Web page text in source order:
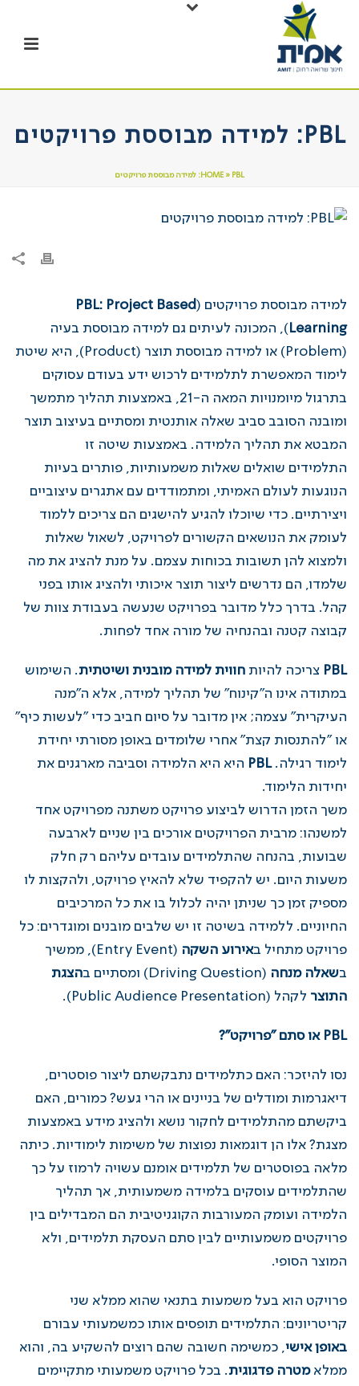
PBL: למידה מבוססת פרויקטים
HOME» PBL: למידה מבוססת פרויקטים
למידה מבוססת פרויקטים (PBL: Project Based
Learning ), המכונה לעיתים גם למידה מבוססת בעיה
(Problem) או למידה מבוססת תוצר (Product), היא שיטת
לימוד המאפשרת לתלמידים לרכוש ידע בעודם עסוקים
בתרגול מיומנויות המאה ה-21, באמצעות תהליך מתמשך
ומובנה הסובב סביב שאלה אותנטית ומסתיים בעיצוב תוצר
המבטא את תהליך הלמידה. באמצעות שיטה זו
התלמידים שואלים שאלות משמעותיות, פותרים בעיות
הנוגעות לעולם האמיתי, ומתמודדים עם אתגרים עיצוביים
ויצירתיים. כדי שיוכלו להגיע להישגים הם צריכים ללמוד
לעומק את הנושאים הקשורים לפרויקט, לשאול שאלות
ולמצוא להן תשובות בכוחות עצמם. על מנת להציג את מה
שלמדו, הם נדרשים ליצור תוצר איכותי ולהציג אותו בפני
קהל. בדרך כלל מדובר בפרויקט שנעשה בעבודת צוות של
קבוצה קטנה ובהנחיה של מורה אחד לפחות.
PBL צריכה להיות חווית למידה מובנית ושיטתית. השימוש
במתודה אינו ה"קינוח" של תהליך למידה, אלא ה"מנה
העיקרית" עצמה; אין מדובר על סיום חביב כדי "לעשות כיף"
או "להתנסות קצת" אחרי שלומדים באופן מסורתי יחידת
לימוד רגילה.PBL היא היא הלמידה וסביבה מארגנים את
יחידות הלימוד.
משך הזמן הדרוש לביצוע פרויקט משתנה מפרויקט אחד
למשנהו: מרבית הפרויקטים אורכים בין שניים לארבעה
שבועות, בהנחה שהתלמידים עובדים עליהם רק חלק
משעות היום. יש להקפיד שלא להאיץ פרויקט, ולהקצות לו
מספיק זמן כך שניתן יהיה לכלול בו את כל המרכיבים
החיוניים. ללמידה בשיטה זו יש שלבים מובנים ומוגדרים: כל
פרויקט מתחיל באירוע השקה
(Entry Event), ממשיך
בשאלה מנחה (Driving Question) ומסתיים ב
הצגת
התוצר לקהל (Public Audience Presentation).
PBL או סתם "פרויקט"?
נסו להיזכר: האם כתלמידים נתבקשתם ליצור פוסטרים,
דיאגרמות ומודלים של בניינים או הרי געש? כמורים, האם
ביקשתם מהתלמידים לחקור נושא ולהציג מידע באמצעות
מצגת? אלו הן דוגמאות נפוצות של משימות לימודיות. כיתה
מלאה בפוסטרים של תלמידים אומנם עשויה לרמוז על כך
שהתלמידים עוסקים בלמידה משמעותית, אך תהליך
הלמידה ועומק המעורבות הקוגניטיבית הם המבדילים בין
פרויקטים משמעותיים לבין סתם העסקת תלמידים, ולא
המוצר הסופי.
פרויקט הוא בעל משמעות בתנאי שהוא ממלא שני
קריטריונים: התלמידים תופסים אותו כמשמעותי עבורם
באופן אישי, כמשימה חשובה שהם רוצים להשקיע בה, והוא
ממלאמטרה פדגוגית. בכל פרויקט משמעותי מתקיימים